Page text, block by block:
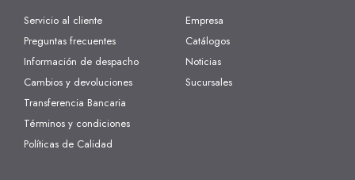
Servicio al cliente
Preguntas frecuentes
Información de despacho
Cambios y devoluciones
Transferencia Bancaria
Términos y condiciones
Políticas de Calidad
Empresa
Catálogos
Noticias
Sucursales